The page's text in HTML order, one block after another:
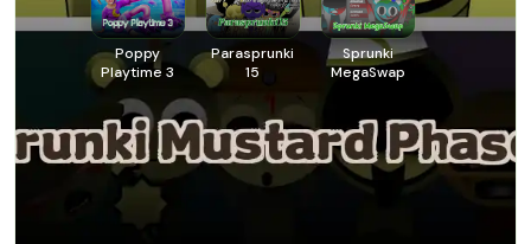
Poppy
Playtime 3
Parasprunki
15
Sprunki
MegaSwap